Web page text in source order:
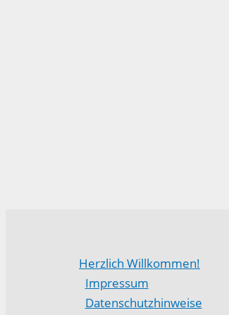
Herzlich Willkommen!
Impressum
Datenschutzhinweise